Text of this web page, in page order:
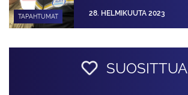
TAPAHTUMAT 28. HELMIKUUTA 2023
SUOSITTUA